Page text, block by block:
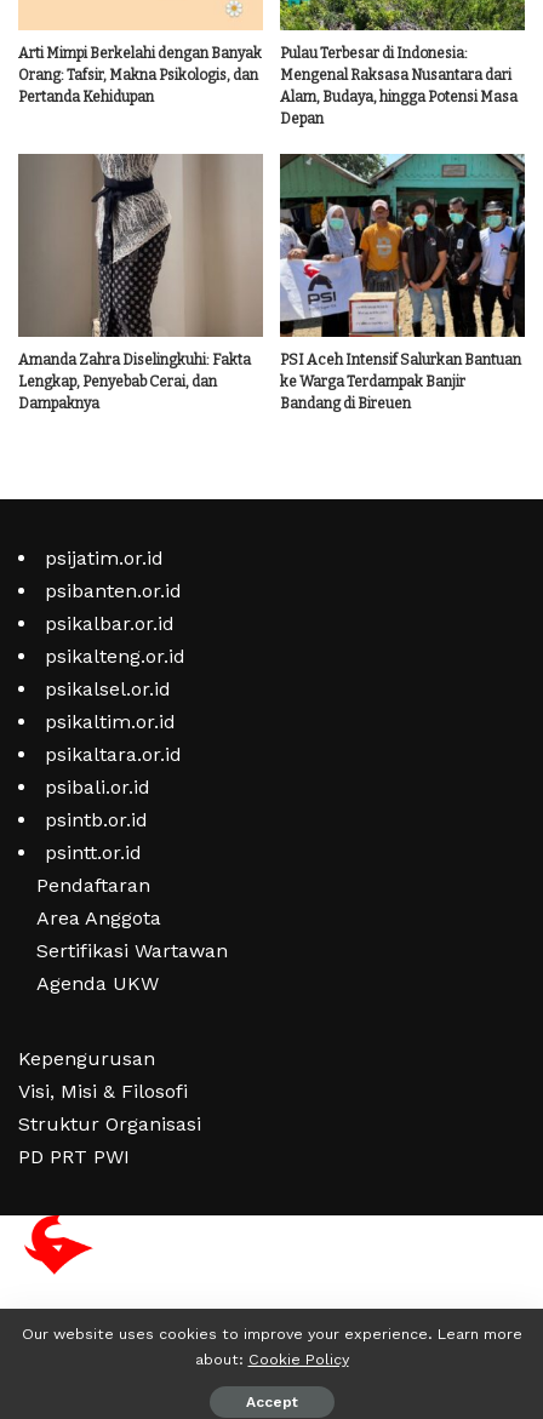
Arti Mimpi Berkelahi dengan Banyak
Orang: Tafsir, Makna Psikologis, dan
Pertanda Kehidupan
Pulau Terbesar di Indonesia:
Mengenal Raksasa Nusantara dari
Alam, Budaya, hingga Potensi Masa
Depan
Amanda Zahra Diselingkuhi: Fakta
Lengkap, Penyebab Cerai, dan
Dampaknya
PSI Aceh Intensif Salurkan Bantuan
ke Warga Terdampak Banjir
Bandang di Bireuen
psijatim.or.id
psibanten.or.id
psikalbar.or.id
psikalteng.or.id
psikalsel.or.id
psikaltim.or.id
psikaltara.or.id
psibali.or.id
psintb.or.id
psintt.or.id
Pendaftaran
Area Anggota
Sertifikasi Wartawan
Agenda UKW
Kepengurusan
Visi, Misi & Filosofi
Struktur Organisasi
PD PRT PWI
© Copyright Partai Super
Our website uses cookies to improve your experience. Learn more
about: Cookie Policy
Accept